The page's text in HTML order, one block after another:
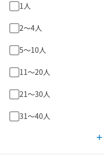
1人
2〜4人
5〜10人
11〜20人
21〜30人
31〜40人